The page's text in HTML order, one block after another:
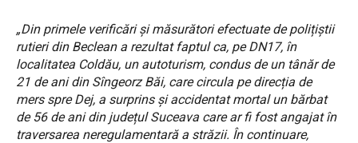
„Din primele verificări și măsurători efectuate de polițiștii
rutieri din Beclean a rezultat faptul ca, pe DN17, în
localitatea Coldău, un autoturism, condus de un tânăr de
21 de ani din Sîngeorz Băi, care circula pe direcția de
mers spre Dej, a surprins și accidentat mortal un bărbat
de 56 de ani din județul Suceava care ar fi fost angajat în
traversarea neregulamentară a străzii. În continuare,